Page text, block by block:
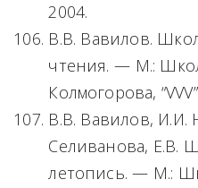
2004.
В.В. Вавилов.
чтения. — М.:
Колмогорова,
В.В. Вавилов, И.И.
Селиванова, Е.В.
летопись. — М.: